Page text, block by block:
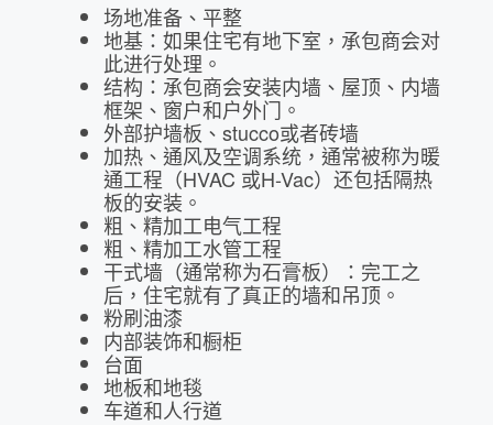
场地准备、平整
地基：如果住宅有地下室，承包商会对
此进行处理。
结构：承包商会安装内墙、屋顶、内墙
框架、窗户和户外门。
外部护墙板、stucco或者砖墙
加热、通风及空调系统，通常被称为暖
通工程（HVAC 或H-Vac）还包括隔热
板的安装。
粗、精加工电气工程
粗、精加工水管工程
干式墙（通常称为石膏板）：完工之
后，住宅就有了真正的墙和吊顶。
粉刷油漆
内部装饰和橱柜
台面
地板和地毯
车道和人行道